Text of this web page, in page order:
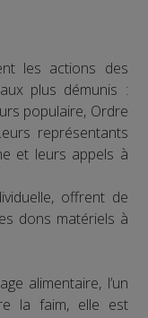
les actions des
plus démunis :
populaire, Ordre
représentants
et leurs appels à
offrent de
dons matériels à
alimentaire, l’un
la faim, elle est